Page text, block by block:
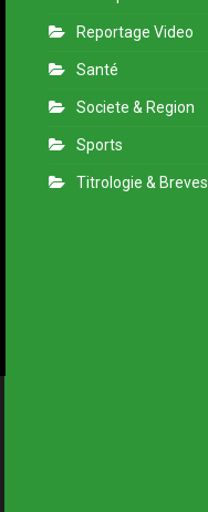
Reportage Video
Santé
Societe & Region
Sports
Titrologie & Breves